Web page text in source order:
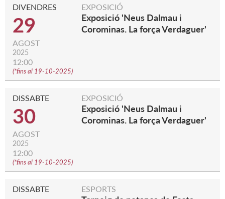
DIVENDRES
29
AGOST
2025
12:00
(*fins al 19-10-2025)
EXPOSICIÓ
Exposició 'Neus Dalmau i
Corominas. La força Verdaguer'
DISSABTE
30
AGOST
2025
12:00
(*fins al 19-10-2025)
EXPOSICIÓ
Exposició 'Neus Dalmau i
Corominas. La força Verdaguer'
DISSABTE ESPORTS